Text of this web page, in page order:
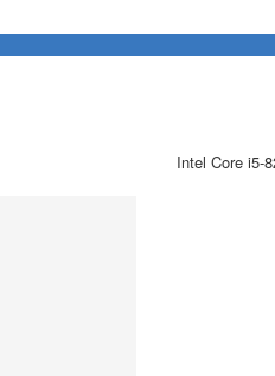
Intel Core i5-